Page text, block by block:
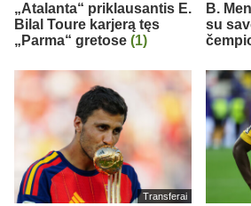
„Atalanta“ priklausantis E.
Bilal Toure karjerą tęs
„Parma“ gretose (1)
B.
su
Transferai